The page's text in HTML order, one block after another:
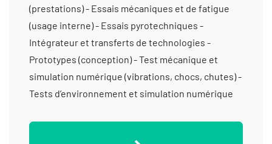
(prestations) - Essais mécaniques et de fatigue
(usage interne) - Essais pyrotechniques -
Intégrateur et transferts de technologies -
Prototypes (conception) - Test mécanique et
simulation numérique (vibrations, chocs, chutes) -
Tests d’environnement et simulation numérique